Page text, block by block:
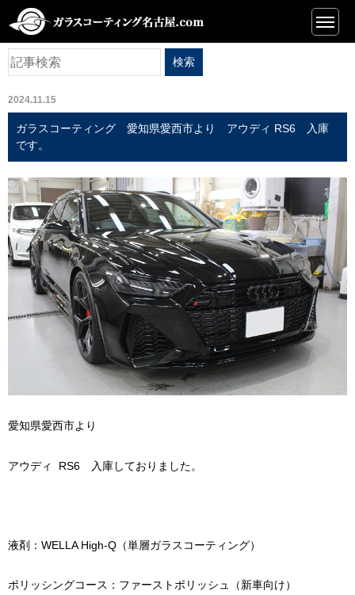
ニュース
2024.11.15
ガラスコーティング 愛知県愛西市より アウディ RS6 入庫
です。
愛知県愛西市より
アウディ RS6 入庫しておりました。
液剤：WELLA High-Q（単層ガラスコーティング）
ポリッシングコース：ファーストポリッシュ（新車向け）